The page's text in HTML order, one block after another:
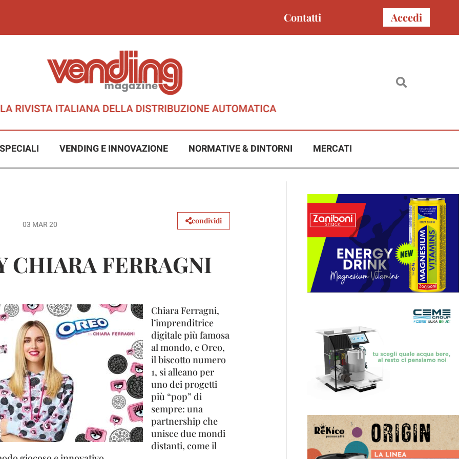
Contatti Accedi
SPECIALI VENDING E INNOVAZIONE NORMATIVE & DINTORNI MERCATI
03 MAR 20 condividi
CHIARA FERRAGNI
Chiara Ferragni,
l’imprenditrice
digitale più famosa
al mondo, e Oreo,
il biscotto numero
1, si alleano per
uno dei progetti
più “pop” di
sempre: una
partnership che
unisce due mondi
distanti, come il